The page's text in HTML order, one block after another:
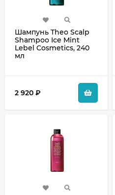
Шампунь Theo Scalp
Shampoo Ice Mint
Lebel Cosmetics, 240
мл
2 920 ₽